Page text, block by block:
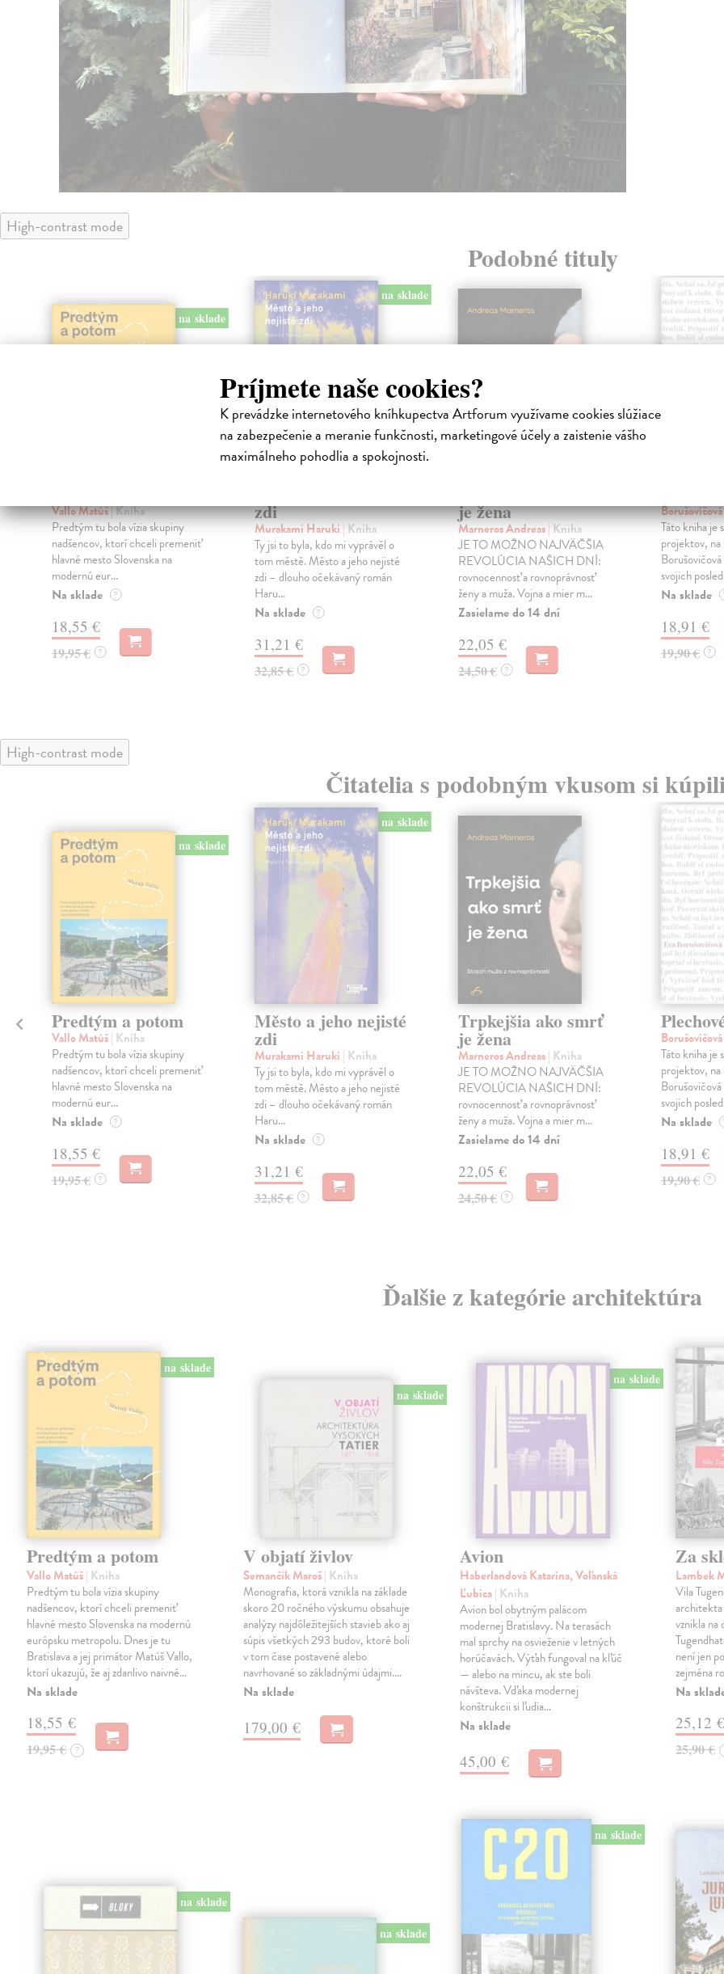
Príjmete naše cookies?
K prevádzke internetového kníhkupectva Artforum využívame cookies slúžiace
na zabezpečenie a meranie funkčnosti, marketingové účely a zaistenie vášho
maximálneho pohodlia a spokojnosti.
High-contrast mode
Podobné tituly
na sklade
Vallo Matúš| Kniha
Predtým tu bola vízia skupiny
nadšencov, ktorí chceli premeniť
hlavné mesto Slovenska na
modernú eur...
Na sklade ?
18,55 €
19,95 € ?
na sklade
zdi
Murakami Haruki | Kniha
Ty jsi to byla, kdo mi vyprávěl o
tom městě. Město a jeho nejisté
zdi – dlouho očekávaný román
Haru...
Na sklade ?
31,21 €
32,85 € ?
je žena
Marneros Andreas | Kniha
JE TO MOŽNO NAJVÄČŠIA
REVOLÚCIA NAŠICH DNÍ:
rovnocennosť a rovnoprávnosť
ženy a muža. Vojna a mier m...
Zasielame do 14 dní
22,05 €
24,50 € ?
Táto kniha je
projektov,
svojich
Na sklade
18,91 €
19,90 € ?
High-contrast mode
Čitatelia s podobným vkusom si
na sklade
Predtým a potom
Vallo Matúš| Kniha
Predtým tu bola vízia skupiny
nadšencov, ktorí chceli premeniť
hlavné mesto Slovenska na
modernú eur...
Na sklade ?
18,55 €
19,95 € ?
na sklade
Město a jeho nejisté
zdi
Murakami Haruki | Kniha
Ty jsi to byla, kdo mi vyprávěl o
tom městě. Město a jeho nejisté
zdi – dlouho očekávaný román
Haru...
Na sklade ?
31,21 €
32,85 € ?
Trpkejšia ako smrť
je žena
Marneros Andreas| Kniha
JE TO MOŽNO NAJVÄČŠIA
REVOLÚCIA NAŠICH DNÍ:
rovnocennosť a rovnoprávnosť
ženy a muža. Vojna a mier m...
Zasielame do 14 dní
22,05 €
24,50 € ?
Táto kniha je
projektov,
svojich
Na sklade
18,91 €
19,90 € ?
Ďalšie z kategórie architektúra
na sklade
Predtým a potom
Vallo Matúš| Kniha
Predtým tu bola vízia skupiny
nadšencov, ktorí chceli premeniť
hlavné mesto Slovenska na modernú
európsku metropolu. Dnes je tu
Bratislava a jej primátor Matúš Vallo,
ktorí ukazujú, že aj zdanlivo naivné…
Na sklade
18,55 €
19,95 € ?
na sklade
V objatí živlov
Semančík Maroš| Kniha
Monografia, ktorá vznikla na základe
skoro 20 ročného výskumu obsahuje
analýzy najdôležitejších stavieb ako aj
súpis všetkých 293 budov, ktoré boli
v tom čase postavené alebo
navrhované so základnými údajmi.…
Na sklade
179,00 €
na sklade
Avion
Haberlandová Katarína, Voľanská
Ľubica| Kniha
Avion bol obytným palácom
modernej Bratislavy. Na terasách
mal sprchy na osvieženie v letných
horúčavách. Výťah fungoval na kľúč
— alebo na mincu, ak ste boli
návšteva. Vďaka modernej
konštrukcii si ľudia…
Na sklade
45,00 €
Za
Lambek
Vila
vznikla na
není jen
zejména
Na
25,12 €
25,90 €
na sklade
na sklade
na sklade